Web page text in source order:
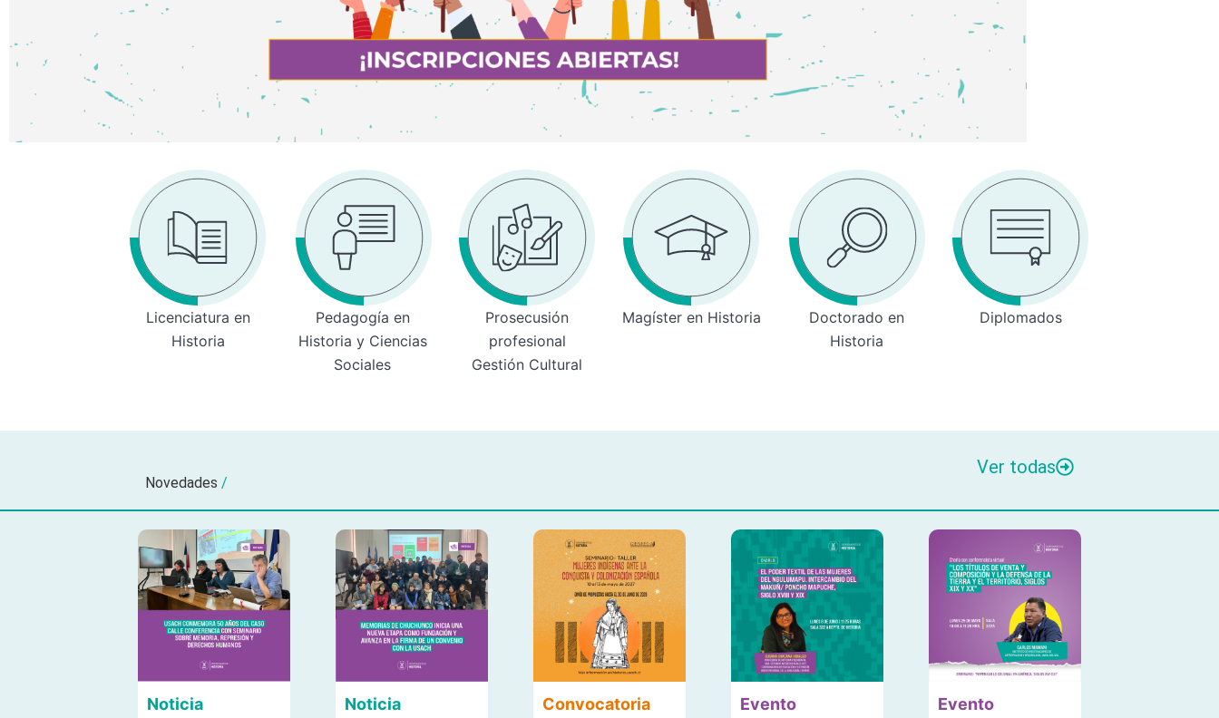
Licenciatura en
Historia
Pedagogía en
Historia y Ciencias
Sociales
Prosecusión
profesional
Gestión Cultural
Magíster en Historia
Doctorado en
Historia
Diplomados
Novedades /
Ver todas
Noticia Noticia Convocatoria Evento Evento